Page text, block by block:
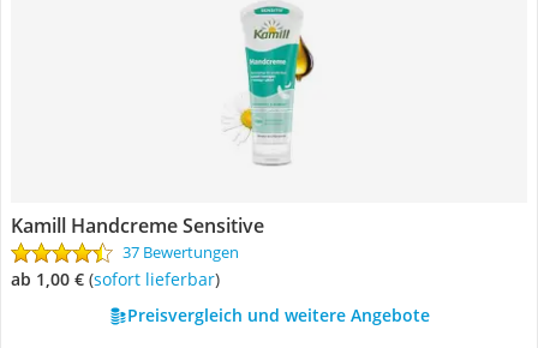
Kamill Handcreme Sensitive
37 Bewertungen
ab 1,00 € ( Sofort lieferbar)
Preisvergleich und weitere Angebote